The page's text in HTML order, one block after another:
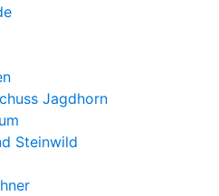
Jagdhorn
Steinwild